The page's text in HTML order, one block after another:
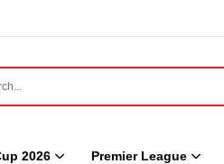
2026 Premier League